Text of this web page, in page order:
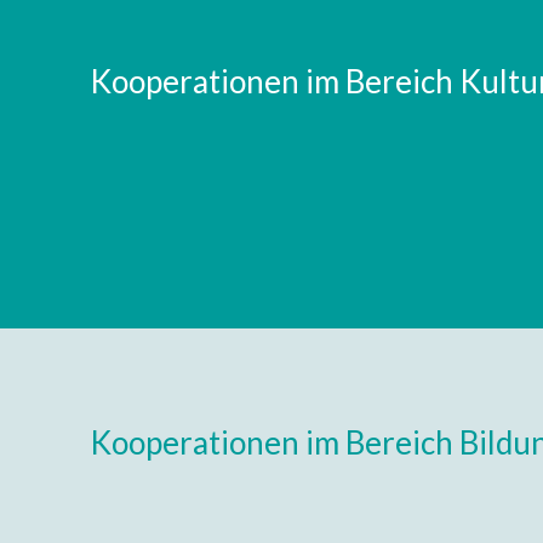
Kooperationen im Bereich
Kooperationen im Bereich